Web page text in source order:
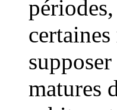
matures